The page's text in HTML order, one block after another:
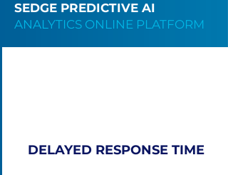
SEDGE PREDICTIVE AI
ANALYTICS ONLINE PLATFORM
DELAYED RESPONSE TIME